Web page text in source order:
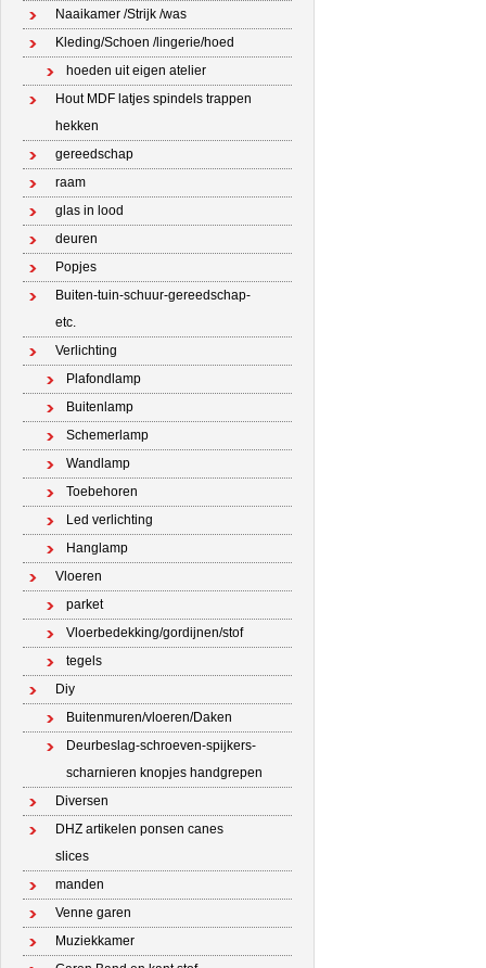
Naaikamer /Strijk /was
Kleding/Schoen /lingerie/hoed
hoeden uit eigen atelier
Hout MDF latjes spindels trappen
hekken
gereedschap
raam
glas in lood
deuren
Popjes
Buiten-tuin-schuur-gereedschap-
etc.
Verlichting
Plafondlamp
Buitenlamp
Schemerlamp
Wandlamp
Toebehoren
Led verlichting
Hanglamp
Vloeren
parket
Vloerbedekking/gordijnen/stof
tegels
Diy
Buitenmuren/vloeren/Daken
Deurbeslag-schroeven-spijkers-
scharnieren knopjes handgrepen
Diversen
DHZ artikelen ponsen canes
slices
manden
Venne garen
Muziekkamer